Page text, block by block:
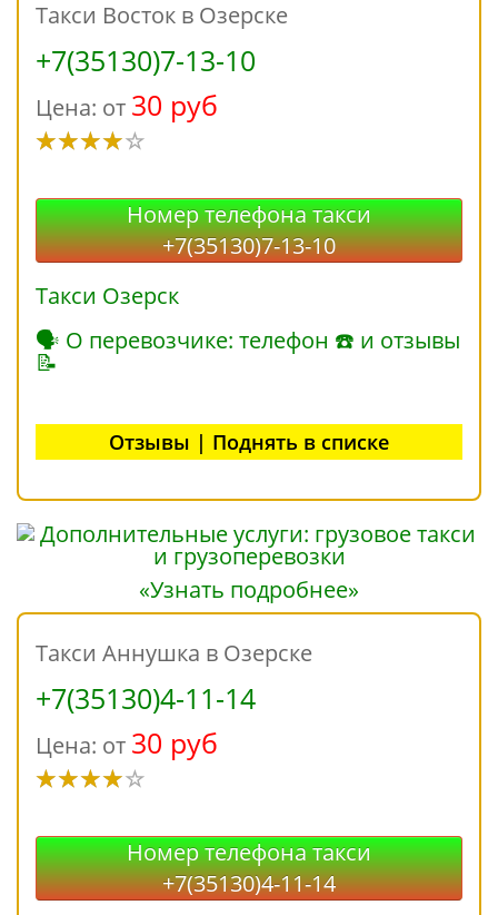
Такси Восток в Озерске
+7(35130)7-13-10
Цена: от 30 руб
Номер телефона такси
+7(35130)7-13-10
Такси Озерск
🗣 О перевозчике: телефон ☎ и отзывы
📝
Отзывы | Поднять в списке
«Узнать подробнее»
Такси Аннушка в Озерске
+7(35130)4-11-14
Цена: от 30 руб
Номер телефона такси
+7(35130)4-11-14